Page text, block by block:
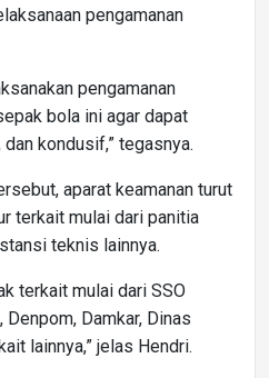
pengamanan
pengamanan
bola ini agar dapat
kondusif,” tegasnya.
aparat keamanan turut
terkait mulai dari panitia
teknis lainnya.
terkait mulai dari SSO
Denpom, Damkar, Dinas
lainnya,” jelas Hendri.